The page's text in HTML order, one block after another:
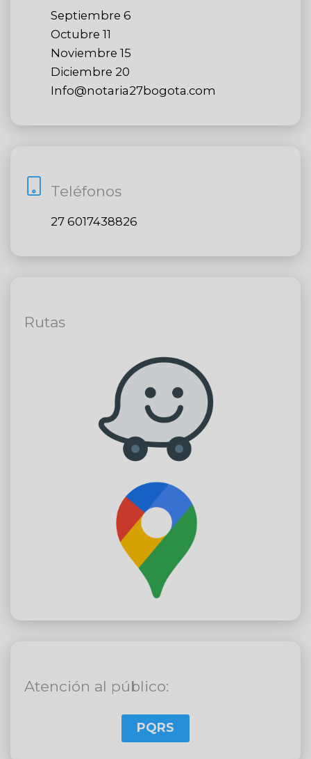
Septiembre 6
Octubre 11
Noviembre 15
Diciembre 20
Info@notaria27bogota.com
Teléfonos
27 6017438826
Rutas
Atención al público:
PQRS